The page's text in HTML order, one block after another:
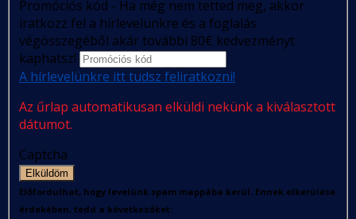
Promóciós kód - Ha még nem tetted meg, akkor
iratkozz fel a hírlevelünkre és a foglalás
végösszegéből akár további 80€ kedvezményt
kaphatsz!
A hírlevelünkre itt tudsz feliratkozni!
Az űrlap automatikusan elküldi nekünk a kiválasztott
dátumot.
Captcha
Elküldöm
Előfordulhat, hogy levelünk spam mappába kerül. Ennek elkerülése
érdekében, tedd a következőket: